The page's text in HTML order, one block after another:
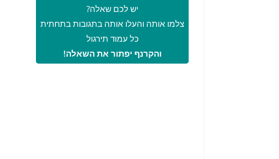
יש לכם שאלה?
צלמו אותה והעלו אותה בתגובות בתחתית
כל עמוד תירגול
והקרנף יפתור את השאלה!